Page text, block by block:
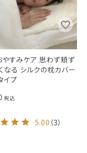
やすみケア 思わず頬ず
なる シルクの枕カバー
イプ
税込
5.00 （3）